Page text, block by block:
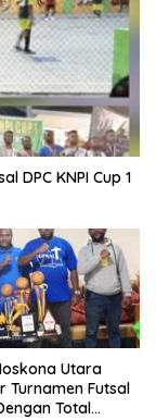
DPC KNPI Cup 1
Utara
Turnamen Futsal
Total